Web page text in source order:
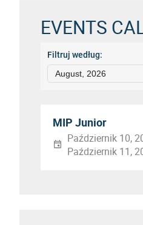
EVENTS
Filtruj według:
August, 2026
MIP Junior
Październik 10,
Październik 11,